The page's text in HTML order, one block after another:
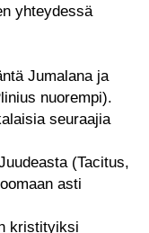
yhteydessä
Jumalana ja
nuorempi).
seuraajia
(Tacitus,
asti
kristityiksi